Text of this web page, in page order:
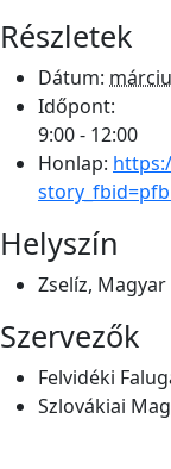
Részletek
Dátum:
Időpont:
9:00 - 12:00
Honlap:
Helyszín
Zselíz, Magyar
Szervezők
Felvidéki
Szlovákiai